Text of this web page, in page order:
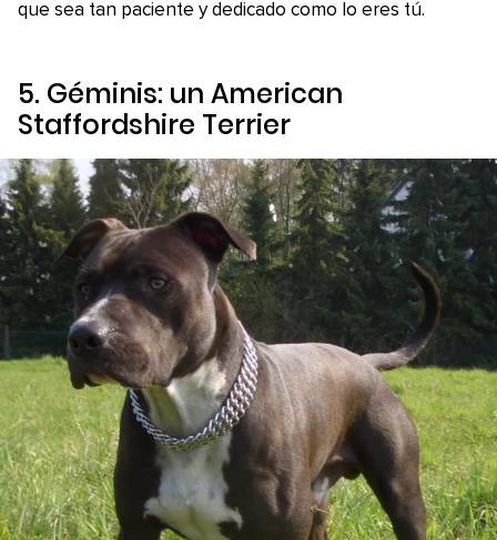
que sea tan paciente y dedicado como lo eres tú.
5. Géminis: un American
Staffordshire Terrier